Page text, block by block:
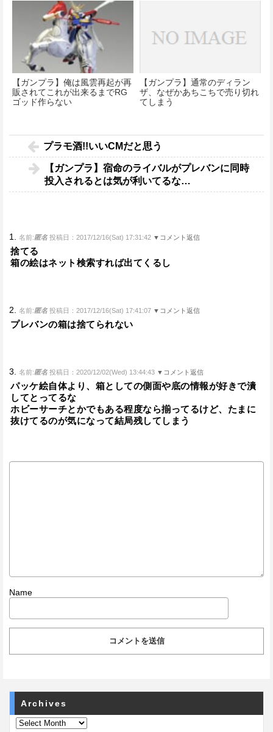
【ガンプラ】俺は風雲再起が再
販されてこれが出来るまでRG
ゴッド作らない
【ガンプラ】通常のディラン
ザ、なぜかあちこちで売り切れ
てしまう
プラモ酒!!いいCMだと思う
【ガンプラ】宿命のライバルがプレバンに同時
投入されるとは気が利いてるな…
1. 名前:匿名 投稿日：2017/12/16(Sat) 17:31:42 ▼コメント返信
捨てる
箱の絵はネット検索すれば出てくるし
2. 名前:匿名 投稿日：2017/12/16(Sat) 17:41:07 ▼コメント返信
プレバンの箱は捨てられない
3. 名前:匿名 投稿日：2020/12/02(Wed) 13:44:43 ▼コメント返信
パッケ絵自体より、箱としての側面や底の情報が好きで潰
してとってるな
ホビーサーチとかでもある程度なら揃ってるけど、たまに
抜けてるのが気になって結局残してしまう
Name
Archives